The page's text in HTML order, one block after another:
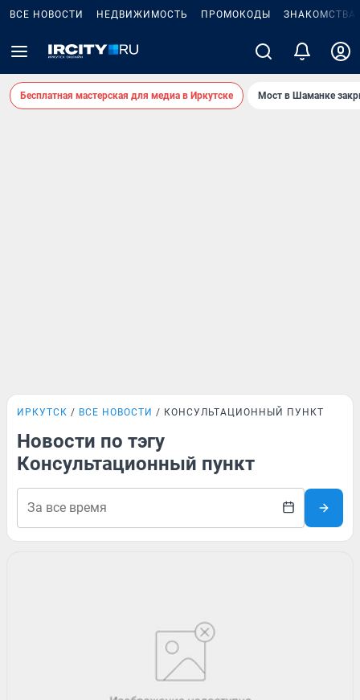
ВСЕ НОВОСТИ НЕДВИЖИМОСТЬ ПРОМОКОДЫ ЗНАКОМСТВА
Бесплатная мастерская для медиа в Иркутске Мост в Шаманке
ИРКУТСК ВСЕ НОВОСТИ КОНСУЛЬТАЦИОННЫЙ ПУНКТ
Новости по тэгу
Консультационный пункт